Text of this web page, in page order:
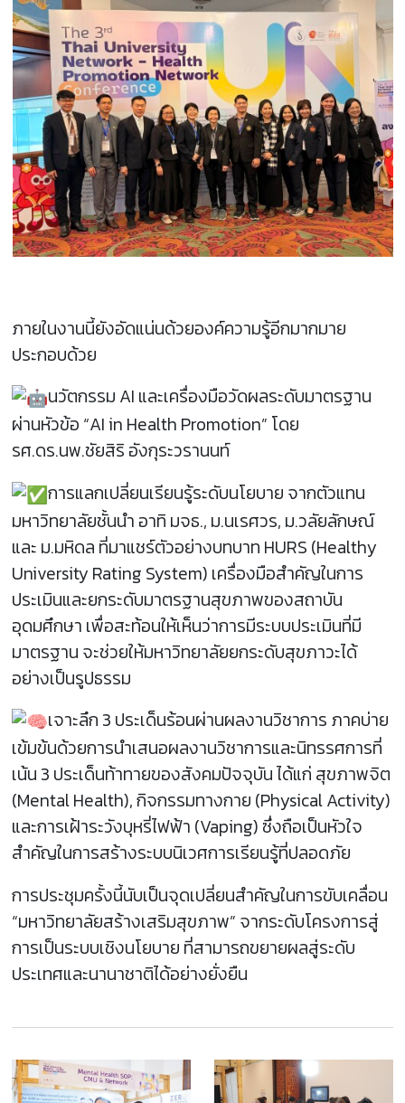
ภายในงานนี้ยังอัดแน่นด้วยองค์ความรู้อีกมากมาย
ประกอบด้วย
นวัตกรรม AI และเครื่องมือวัดผลระดับมาตรฐาน
ผ่านหัวข้อ “AI in Health Promotion” โดย
รศ.ดร.นพ.ชัยสิริ อังกุระวรานนท์
การแลกเปลี่ยนเรียนรู้ระดับนโยบาย จากตัวแทน
มหาวิทยาลัยชั้นนำ อาทิ มจธ., ม.นเรศวร, ม.วลัยลักษณ์
และ ม.มหิดล ที่มาแชร์ตัวอย่างบทบาท HURS (Healthy
University Rating System) เครื่องมือสำคัญในการ
ประเมินและยกระดับมาตรฐานสุขภาพของสถาบัน
อุดมศึกษา เพื่อสะท้อนให้เห็นว่าการมีระบบประเมินที่มี
มาตรฐาน จะช่วยให้มหาวิทยาลัยยกระดับสุขภาวะได้
อย่างเป็นรูปธรรม
เจาะลึก 3 ประเด็นร้อนผ่านผลงานวิชาการ ภาคบ่าย
เข้มข้นด้วยการนำเสนอผลงานวิชาการและนิทรรศการที่
เน้น 3 ประเด็นท้าทายของสังคมปัจจุบัน ได้แก่ สุขภาพจิต
(Mental Health), กิจกรรมทางกาย (Physical Activity)
และการเฝ้าระวังบุหรี่ไฟฟ้า (Vaping) ซึ่งถือเป็นหัวใจ
สำคัญในการสร้างระบบนิเวศการเรียนรู้ที่ปลอดภัย
การประชุมครั้งนี้นับเป็นจุดเปลี่ยนสำคัญในการขับเคลื่อน
“มหาวิทยาลัยสร้างเสริมสุขภาพ” จากระดับโครงการสู่
การเป็นระบบเชิงนโยบาย ที่สามารถขยายผลสู่ระดับ
ประเทศและนานาชาติได้อย่างยั่งยืน